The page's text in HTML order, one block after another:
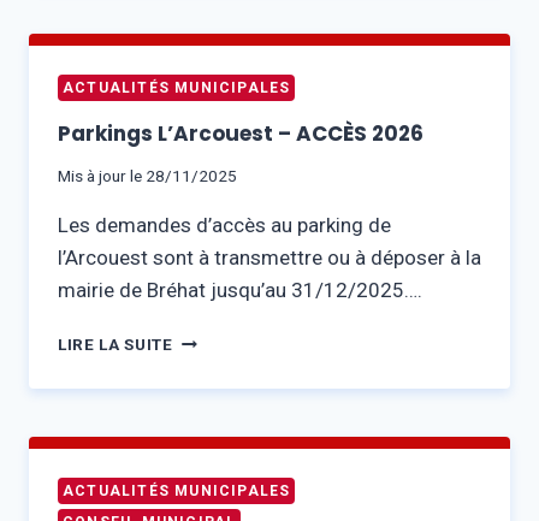
ACTUALITÉS MUNICIPALES
Parkings L’Arcouest – ACCÈS 2026
Mis à jour le 28/11/2025
Les demandes d’accès au parking de
l’Arcouest sont à transmettre ou à déposer à la
mairie de Bréhat jusqu’au 31/12/2025….
LIRE LA SUITEPARKINGS
–
2026
ACTUALITÉS MUNICIPALES